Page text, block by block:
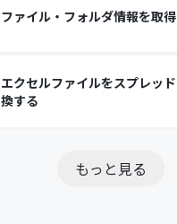
ファイル・フォルダ情報を取得
エクセルファイルをスプレッ
換する
もっと見る